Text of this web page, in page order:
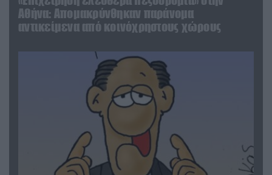
Αθήνα: Απομακρύνθηκαν παράνομα
αντικείμενα από κοινόχρηστους χώρους